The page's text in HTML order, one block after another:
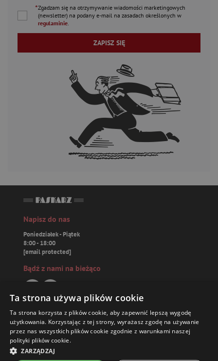
27,94 ZŁ
*Zgadzam się na otrzymywanie wiadomości marketingowych
(newsletter) na podany e-mail na zasadach określonych w
regulaminie
ZAPISZ SIĘ
Napisz do nas
Poniedziałek - Piątek
8:00 - 18:00
[email protected]
Bądź z nami na bieżąco
Paskarz.pl
Zamówienia
Ta strona używa plików cookie
Ta strona korzysta z plików cookie, aby zapewnić lepszą wygodę
użytkowania. Korzystając z tej strony, wyrażasz zgodę na używanie
przez nas wszystkich plików cookie zgodnie z warunkami naszej
polityki plików cookie.
ZARZĄDZAJ